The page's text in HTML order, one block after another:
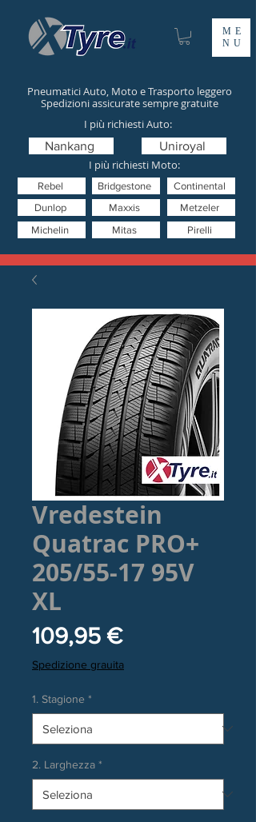
ME
NU
Pneumatici Auto, Moto e Trasporto leggero
Spedizioni assicurate sempre gratuite
I più richiesti Moto:
Mitas
Nankang
Pirelli
Uniroyal
Metzeler
Dunlop
Bridgestone Continental
Michelin
Rebel
I più richiesti Auto:
Maxxis
Vredestein
Quatrac PRO+
205/55-17 95V
XL
109,95 €Prezzo
Spedizione grauita
1. Stagione *
2. Larghezza *